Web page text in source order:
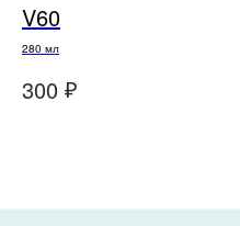
V60
280 мл
300 ₽